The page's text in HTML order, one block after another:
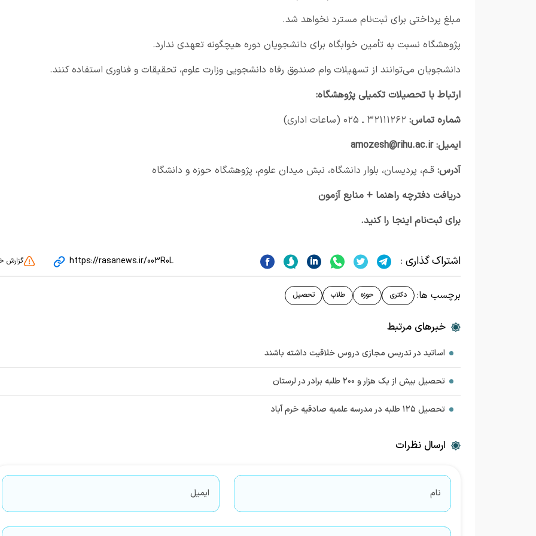
مبلغ پرداختی برای ثبت‌نام مسترد نخواهد شد.
پژوهشگاه نسبت به تأمین خوابگاه برای دانشجویان دوره هیچگونه تعهدی ندارد.
دانشجویان می‌توانند از تسهیلات وام صندوق رفاه دانشجویی وزارت علوم، تحقیقات و فناوری استفاده کنند.
ارتباط با تحصیلات تکمیلی پژوهشگاه:
شماره تماس:
ایمیل:amozesh@rihu.ac.ir
آدرس: قـم، پردیسان، بلوار دانشگاه، نبش میدان علوم، پژوهشگاه حوزه و دانشگاه
دریافت دفترچه راهنما + منابع آزمون
برای ثبت‌نام اینجا را کنید.
اشتراک گذاری : https://rasanews.ir/003R0L گزارش
برچسب ها: دکتری حوزه طلاب تحصیل
خبرهای مرتبط
اساتید در تدریس مجازی دروس خلاقیت داشته باشند
تحصیل بیش از یک هزار و ۲۰۰ طلبه برادر در لرستان
تحصیل ۱۲۵ طلبه در مدرسه علمیه صادقیه خرم آباد
ارسال نظرات